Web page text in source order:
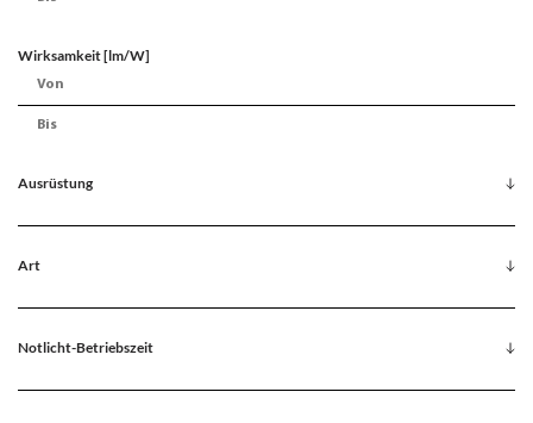
Wirksamkeit [lm/W]
Ausrüstung
Art
Notlicht-Betriebszeit